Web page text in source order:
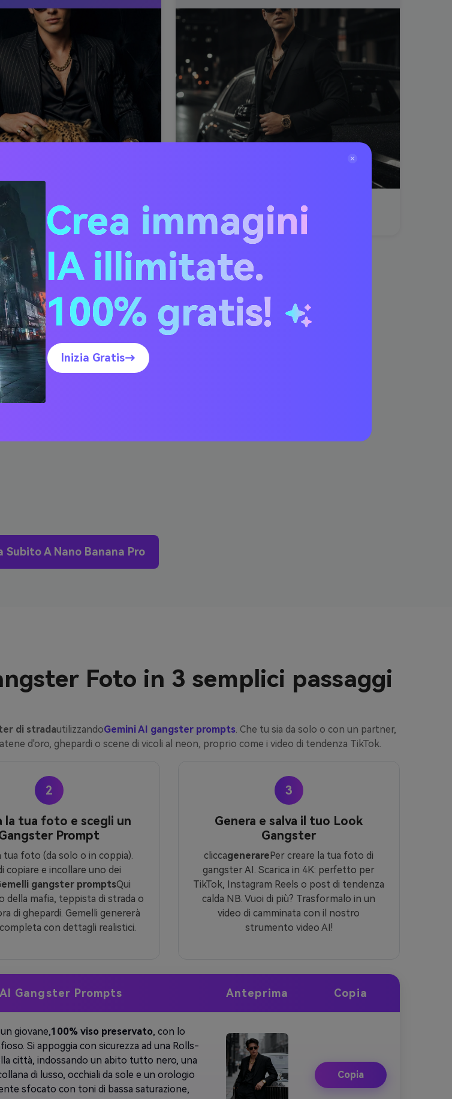
HD
del viso
Illuminazione di base
Precisione di stile limitata
Subito A Nano Banana Pro
Foto in 3 semplici passaggi
di stradautilizzandoGemini AI gangster prompts . Che tu sia da solo o con un partner,
d'oro, ghepardi o scene di vicoli al neon, proprio come i video di tendenza TikTok.
2
la tua foto e scegli un
Prompt
tua foto (da solo o in coppia).
copiare e incollare uno dei
gangster promptsQui
della mafia, teppista di strada o
di ghepardi. Gemelli genererà
con dettagli realistici.
3
Genera e salva il tuo Look
Gangster
cliccagenerarePer creare la tua foto di
gangster AI. Scarica in 4K: perfetto per
TikTok, Instagram Reels o post di tendenza
calda NB. Vuoi di più? Trasformalo in un
video di camminata con il nostro
strumento video AI!
Gangster Prompts Anteprima Copia
giovane,100% viso preservato, con lo
Si appoggia con sicurezza ad una Rolls-
città, indossando un abito tutto nero, una
di lusso, occhiali da sole e un orologio
sfocato con toni di bassa saturazione,
Copia
Crea immagini
IA illimitate.
100% gratis!
Inizia Gratis→